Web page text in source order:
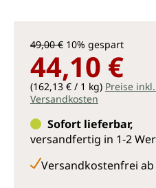
49,00 € 10% gespart
44,10 €
(162,13 € / 1 kg) Preise
Versandkosten
Sofort lieferbar,
versandfertig in 1-2
Versandkostenfrei ab